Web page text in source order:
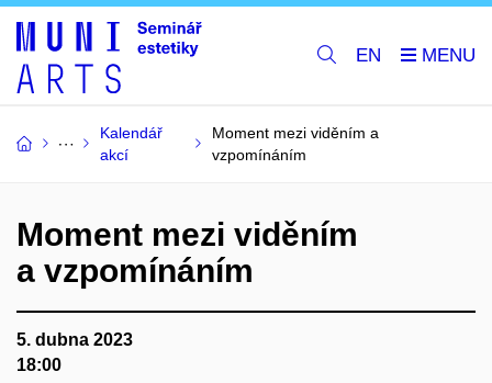
EN
Kalendář
akcí
Moment mezi viděním a
vzpomínáním
Moment mezi viděním
a vzpomínáním
5. dubna 2023
18:00